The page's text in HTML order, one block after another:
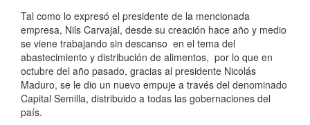
Tal como lo expresó el presidente de la mencionada
empresa, Nils Carvajal, desde su creación hace año y medio
se viene trabajando sin descanso en el tema del
abastecimiento y distribución de alimentos, por lo que en
octubre del año pasado, gracias al presidente Nicolás
Maduro, se le dio un nuevo empuje a través del denominado
Capital Semilla, distribuido a todas las gobernaciones del
país.